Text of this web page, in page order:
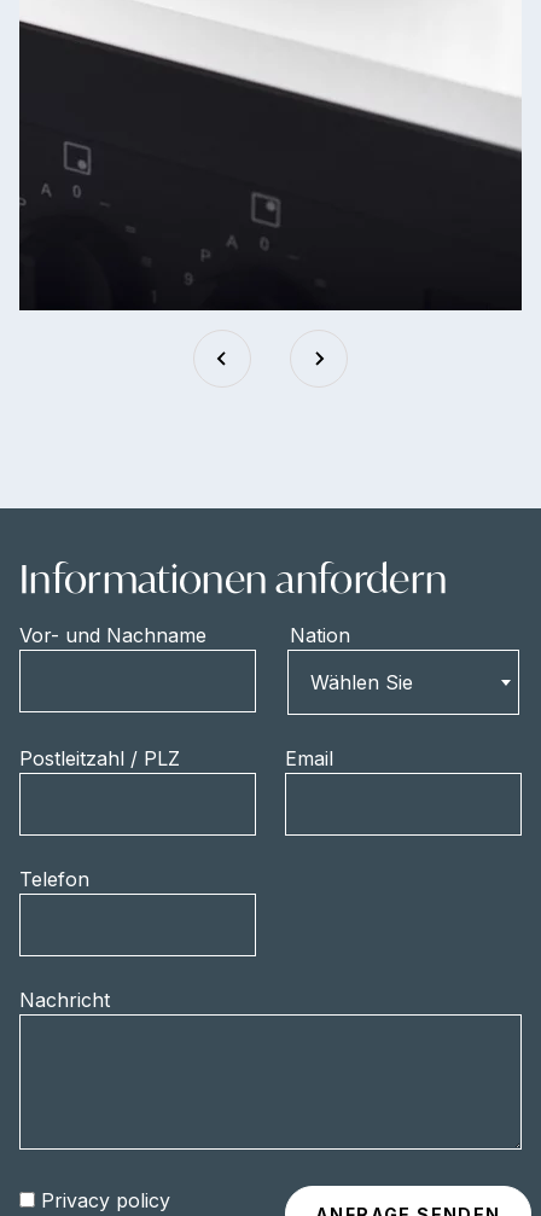
Informationen anfordern
Vor- und Nachname
Nation
Wählen Sie
Postleitzahl / PLZ Email
Telefon
Nachricht
Privacy policy